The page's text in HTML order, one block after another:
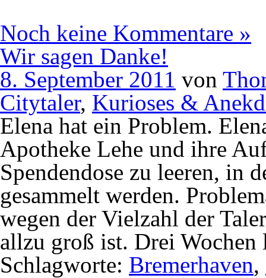
Noch keine Kommentare »
Wir sagen Danke!
8. September 2011 von
Citytaler, Kurioses &
Elena hat ein Problem.
Apotheke Lehe und ihre
Spendendose zu leeren, in
gesammelt werden.
wegen der Vielzahl der
allzu groß ist. Drei
Schlagworte: Bremerhaven,